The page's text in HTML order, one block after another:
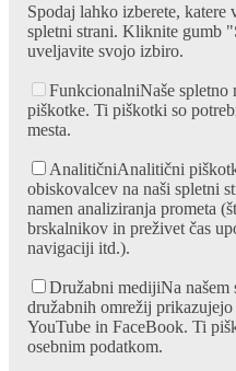
Spodaj lahko izberete,
spletni strani. Kliknite gumb
uveljavite svojo izbiro.
FunkcionalniNaše spletno
piškotke. Ti piškotki so
mesta.
AnalitičniAnalitični
obiskovalcev na naši spletni
namen analiziranja prometa
brskalnikov in preživet čas
navigaciji itd.).
Družabni medijiNa našem
družabnih omrežij
YouTube in FaceBook. Ti
osebnim podatkom.